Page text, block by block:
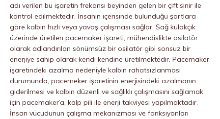
adı verilen bu işaretin frekansı beyinden gelen bir çift sinir ile
kontrol edilmektedir. İnsanın içerisinde bulunduğu şartlara
göre kalbin hızlı veya yavaş çalışması sağlar. Sağ kulakçık
üzerinde üretilen pacemaker işareti, mühendislikte osilatör
olarak adlandırılan sönümsüz bir osilatör gibi sonsuz bir
enerjiye sahip olarak kendi kendine üretilmektedir. Pacemaker
işaretindeki azalma nedeniyle kalbin rahatsızlanması
durumunda, pacemeker işaretinin enerjisindeki azalmanın
giderilmesi ve kalbin düzenli ve sağlıklı çalışmasını sağlamak
için pacemaker’a, kalp pili ile enerji takviyesi yapılmaktadır.
İnsan vücudunun çalışma mekanizması ve fonksiyonları